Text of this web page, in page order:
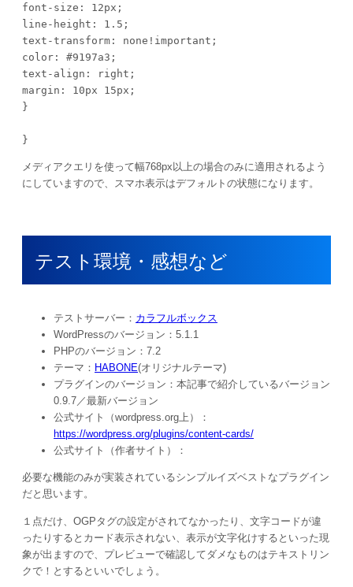
font-size: 12px;
line-height: 1.5;
text-transform: none!important;
color: #9197a3;
text-align: right;
margin: 10px 15px;
}
}
メディアクエリを使って幅768px以上の場合のみに適用されるよう
にしていますので、スマホ表示はデフォルトの状態になります。
テスト環境・感想など
テストサーバー： カラフルボックス
WordPressのバージョン：5.1.1
PHPのバージョン：7.2
テーマ： HABONE(オリジナルテーマ)
プラグインのバージョン：本記事で紹介しているバージョン
0.9.7／最新バージョン
公式サイト（wordpress.org上）：
https://wordpress.org/plugins/content-cards/
公式サイト（作者サイト）：
必要な機能のみが実装されているシンプルイズベストなプラグイン
だと思います。
１点だけ、OGPタグの設定がされてなかったり、文字コードが違
ったりするとカード表示されない、表示が文字化けするといった現
象が出ますので、プレビューで確認してダメなものはテキストリン
クで！とするといいでしょう。